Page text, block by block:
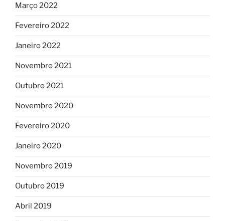
Março 2022
Fevereiro 2022
Janeiro 2022
Novembro 2021
Outubro 2021
Novembro 2020
Fevereiro 2020
Janeiro 2020
Novembro 2019
Outubro 2019
Abril 2019